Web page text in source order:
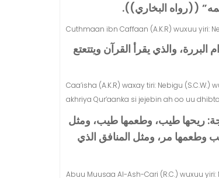
‏(‏‏(‏رواه البخاري‏)‏‏)‏‏.‏
Cuthmaan ibn Caffaan (A.K.R) wuxuu yiri:
والذي يقرأ القرآن ويتتعتع
Caa’isha (A.K.R) waxay tiri: Nebigu
akhriya Qur’aanka si jejebin ah oo uu
ريحها طيب، وطعمها طيب، ومثل
وطعمها مر، ومثل المنافق الذي
Abuu Muusaa Al-Ash-Cari (R.C.) wuxuu